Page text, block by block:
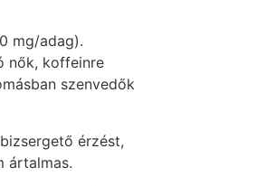
mg/adag).
nők, koffeinre
szenvedők
érzést,
ártalmas.